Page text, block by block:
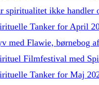
spiritualitet ikke handler
Tanker for April
med Flawie, børnebog
Filmfestival med
Tanker for Maj